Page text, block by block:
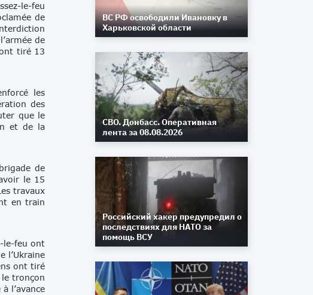
le-feu
de
de
tiré 13
les
des
que le
et de la
de
le 15
travaux
en train
le-feu ont
l’Ukraine
ont tiré
tronçon
l’avance
ВС РФ освободили Ивановку в
Харьковской области
СВО. Донбасс. Оперативная
лента за 08.08.2026
Российский хакер предупредил о
последствиях для НАТО за
помощь ВСУ